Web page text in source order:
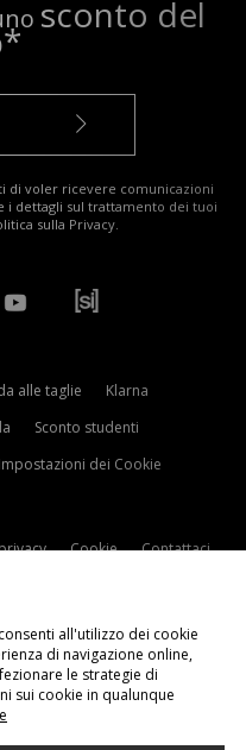
sconto del
di voler ricevere comunicazioni
i dettagli sul trattamento dei tuoi
sulla Privacy.
alle taglie
Klarna
Sconto studenti
Impostazioni dei Cookie
Cookie
Contattaci
all'utilizzo dei cookie
di navigazione online,
le strategie di
sui cookie in qualunque